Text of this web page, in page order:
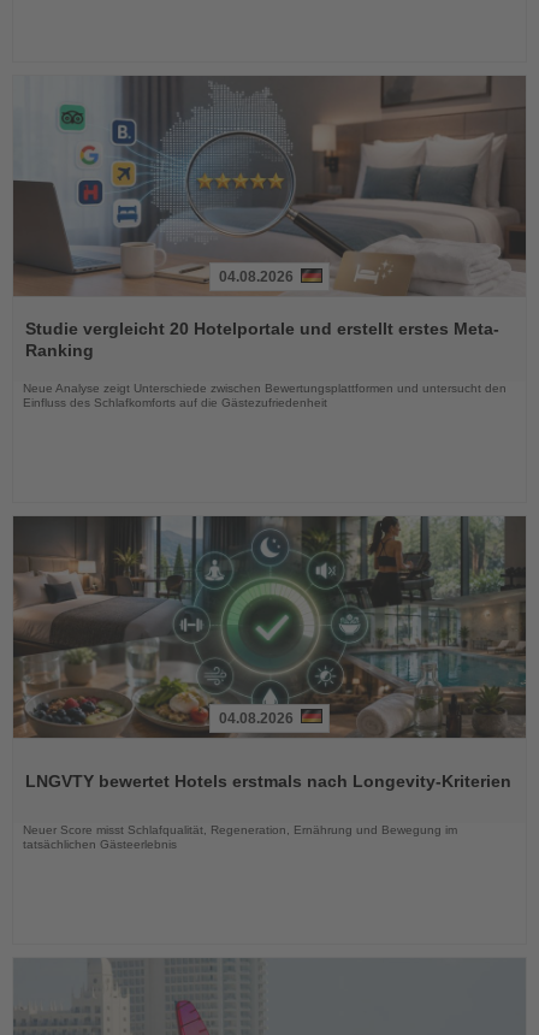
Sie
die
Nachrichten
04.08.2026
Studie vergleicht 20 Hotelportale und erstellt erstes Meta-
Ranking
Neue Analyse zeigt Unterschiede zwischen Bewertungsplattformen und untersucht den
Einfluss des Schlafkomforts auf die Gästezufriedenheit
die
04.08.2026
LNGVTY bewertet Hotels erstmals nach Longevity-Kriterien
Neuer Score misst Schlafqualität, Regeneration, Ernährung und Bewegung im
tatsächlichen Gästeerlebnis